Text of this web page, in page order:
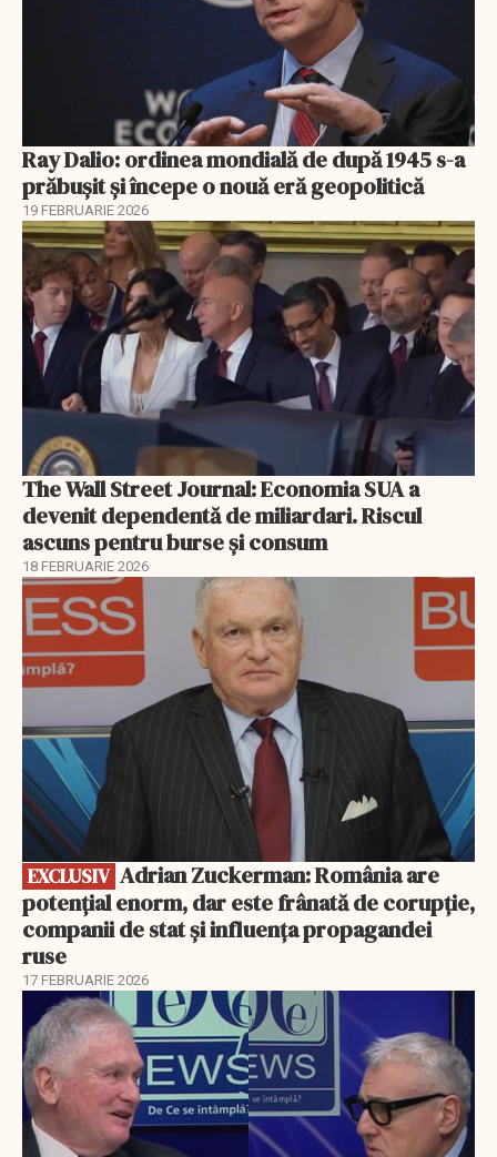
Ray Dalio: ordinea mondială de după 1945 s-a
prăbușit și începe o nouă eră geopolitică
19 FEBRUARIE 2026
The Wall Street Journal: Economia SUA a
devenit dependentă de miliardari. Riscul
ascuns pentru burse și consum
18 FEBRUARIE 2026
EXCLUSIV
EXCLUSIV
potențial enorm, dar este frânată de corupție,
companii de stat și influența propagandei
ruse
17 FEBRUARIE 2026
EXCLUSIV